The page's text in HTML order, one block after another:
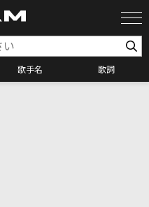
歌手名 歌詞